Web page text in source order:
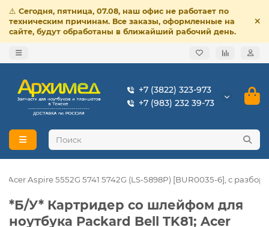
⚠️ Сегодня, пятница, 07.08, наш офис не работает по
техническим причинам. Все заказы, оформленные на
сайте, будут обработаны в ближайший рабочий день.
+7 (3822) 323-973
+7 (983) 232 39-73
Aspire 5552G 5741 5742G (LS-5898P) [BUR0035-6], с разбора
*Б/У* Картридер со шлейфом для
ноутбука Packard Bell TK81; Acer